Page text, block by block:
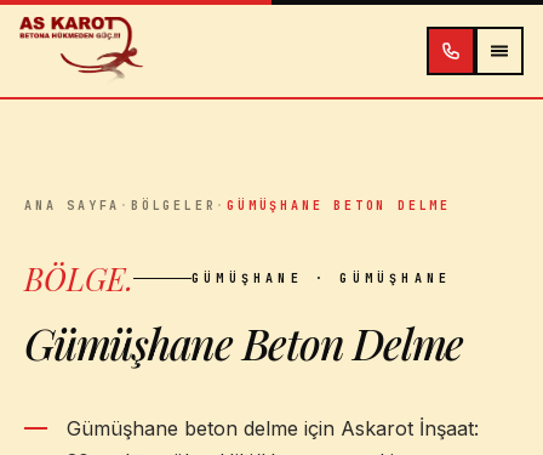
İçeriğe atla
ANA SAYFA ·BÖLGELER ·GÜMÜŞHANE BETON DELME
BÖLGE. GÜMÜŞHANE · GÜMÜŞHANE
Gümüşhane Beton Delme
Gümüşhane beton delme için Askarot İnşaat: